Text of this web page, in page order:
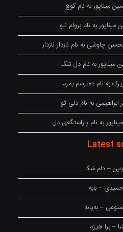
میناپور به نام کوچ
به نام بروام نبو
به نام نازدار نازدار
میناپور به نام دل تنگ
به نام دەترسم بمرم
به نام دلی تو
به نام پاراستگەی دل
Latest
– دلم شکا
– بابه
– بەیانە
– برا هیزم